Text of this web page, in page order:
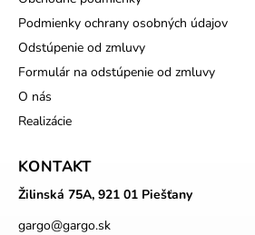
Podmienky ochrany osobných údajov
Odstúpenie od zmluvy
Formulár na odstúpenie od zmluvy
O nás
Realizácie
KONTAKT
Žilinská 75A, 921 01 Piešťany
gargo@gargo.sk